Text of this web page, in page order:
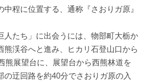
程に位置する、通称『さおりガ原』
人たち」に出会うには、物部町大栃か
熊渓谷へと進み、ヒカリ石登山口から
熊展望台に、展望台から西熊林道を
の迂回路を約40分でさおりガ原の入